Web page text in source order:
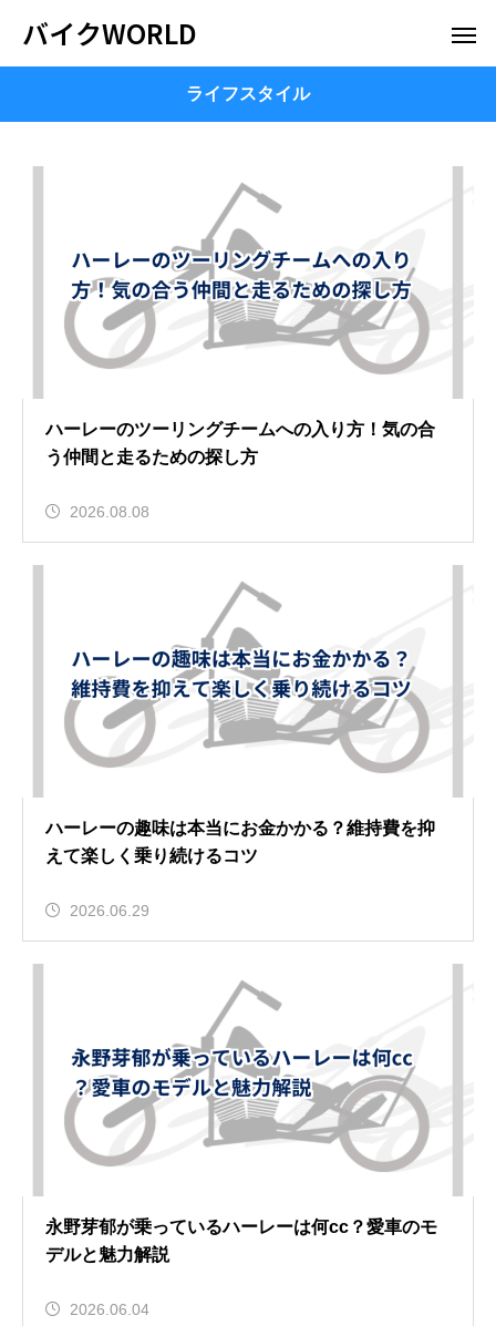
バイクWORLD
ライフスタイル
ハーレーのツーリングチームへの入り方！気の合
う仲間と走るための探し方
2026.08.08
ハーレーの趣味は本当にお金かかる？維持費を抑
えて楽しく乗り続けるコツ
2026.06.29
永野芽郁が乗っているハーレーは何cc？愛車のモ
デルと魅力解説
2026.06.04